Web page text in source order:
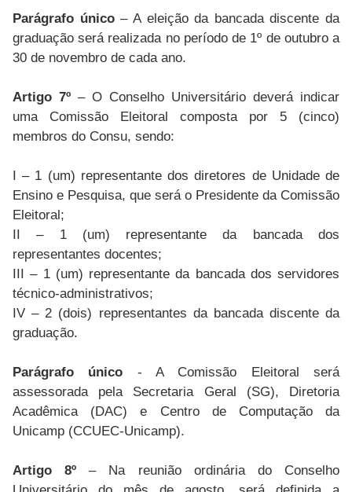
Parágrafo único– A eleição da bancada discente da
graduação será realizada no período de 1º de outubro a
30 de novembro de cada ano.
Artigo 7º – O Conselho Universitário deverá indicar
uma Comissão Eleitoral composta por 5 (cinco)
membros do Consu, sendo:
I – 1 (um) representante dos diretores de Unidade de
Ensino e Pesquisa, que será o Presidente da Comissão
Eleitoral;
II – 1 (um) representante da bancada dos
representantes docentes;
III – 1 (um) representante da bancada dos servidores
técnico-administrativos;
IV – 2 (dois) representantes da bancada discente da
graduação.
Parágrafo único - A Comissão Eleitoral será
assessorada pela Secretaria Geral (SG), Diretoria
Acadêmica (DAC) e Centro de Computação da
Unicamp (CCUEC-Unicamp).
Artigo 8º– Na reunião ordinária do Conselho